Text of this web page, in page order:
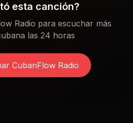
esta canción?
Radio para escuchar más
las 24 horas
CubanFlow Radio